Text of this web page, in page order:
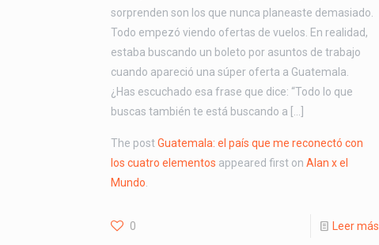
sorprenden son los que nunca planeaste demasiado.
Todo empezó viendo ofertas de vuelos. En realidad,
estaba buscando un boleto por asuntos de trabajo
cuando apareció una súper oferta a Guatemala.
¿Has escuchado esa frase que dice: “Todo lo que
buscas también te está buscando a […]
The postGuatemala: el país que me reconectó con
los cuatro elementos appeared first on Alan x el
Mundo
0 Leer más